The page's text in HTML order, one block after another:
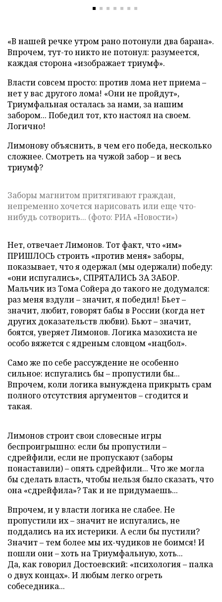
«В нашей речке утром рано потонули два барана».
Впрочем, тут-то никто не потонул: разумеется,
каждая сторона «изображает триумф».
Власти совсем просто: против лома нет приема –
нет у вас другого лома! «Они не пройдут»,
Триумфальная осталась за нами, за нашим
забором... Победил тот, кто настоял на своем.
Логично!
Лимонову объяснить, в чем его победа, несколько
сложнее. Смотреть на чужой забор – и весь
триумф?
Заборы магнитом притягивают граждан,
непременно хочется нарисовать или еще что-
нибудь сотворить... (фото: РИА «Новости»)
Нет, отвечает Лимонов. Тот факт, что «им»
ПРИШЛОСЬ строить «против меня» заборы,
показывает, что я одержал (мы одержали) победу:
«они испугались», СПРЯТАЛИСЬ ЗА ЗАБОР.
Мальчик из Тома Сойера до такого не додумался:
раз меня вздули – значит, я победил! Бьет –
значит, любит, говорят бабы в России (когда нет
других доказательств любви). Бьют – значит,
боятся, уверяет Лимонов. Логика мазохиста не
особо вяжется с ядреным словцом «нацбол».
Само же по себе рассуждение не особенно
сильное: испугались бы – пропустили бы...
Впрочем, коли логика вынуждена прикрыть срам
полного отсутствия аргументов – сгодится и
такая.
Лимонов строит свои словесные игры
беспроигрышно: если бы пропустили –
сдрейфили, если не пропускают (заборы
понаставили) – опять сдрейфили... Что же могла
бы сделать власть, чтобы нельзя было сказать, что
она «сдрейфила»? Так и не придумаешь...
Впрочем, и у власти логика не слабее. Не
пропустили их – значит не испугались, не
поддались на их истерики. А если бы пустили?
Значит – тем более мы их-чудиков не боимся! И
пошли они – хоть на Триумфальную, хоть...
Да, как говорил Достоевский: «психология – палка
о двух концах». И любым легко огреть
собеседника...